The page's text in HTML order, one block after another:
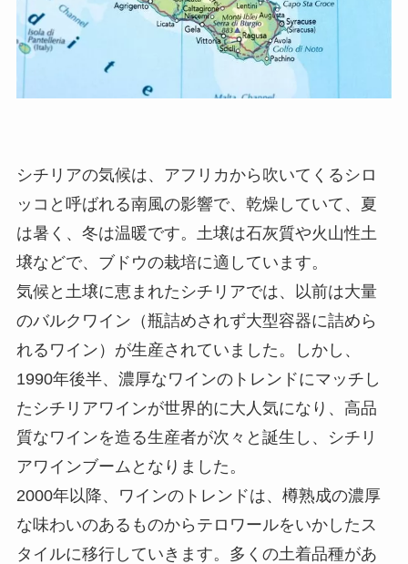
シチリアの気候は、アフリカから吹いてくるシロ
ッコと呼ばれる南風の影響で、乾燥していて、夏
は暑く、冬は温暖です。土壌は石灰質や火山性土
壌などで、ブドウの栽培に適しています。
気候と土壌に恵まれたシチリアでは、以前は大量
のバルクワイン（瓶詰めされず大型容器に詰めら
れるワイン）が生産されていました。しかし、
1990年後半、濃厚なワインのトレンドにマッチし
たシチリアワインが世界的に大人気になり、高品
質なワインを造る生産者が次々と誕生し、シチリ
アワインブームとなりました。
2000年以降、ワインのトレンドは、樽熟成の濃厚
な味わいのあるものからテロワールをいかしたス
タイルに移行していきます。多くの土着品種があ